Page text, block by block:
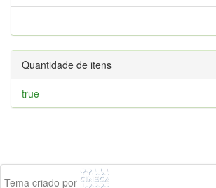
Quantidade de itens
true
Tema criado por